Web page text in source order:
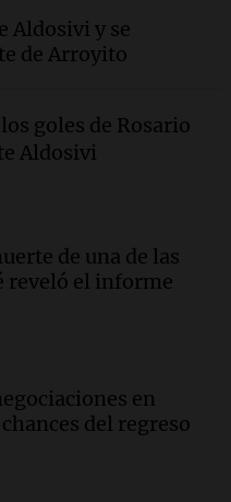
de la décima
al COVID
tras la muerte
de luz en San
por nueva
“Un 35,5% de
a templos a
año”
Aldosivi y se
de Arroyito
goles de Rosario
Aldosivi
de una de las
reveló el informe
en
del regreso